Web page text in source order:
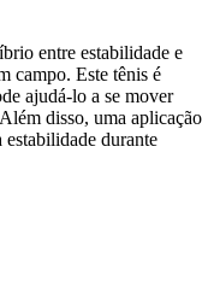
entre estabilidade e
campo. Este tênis é
ajudá-lo a se mover
disso, uma aplicação
durante